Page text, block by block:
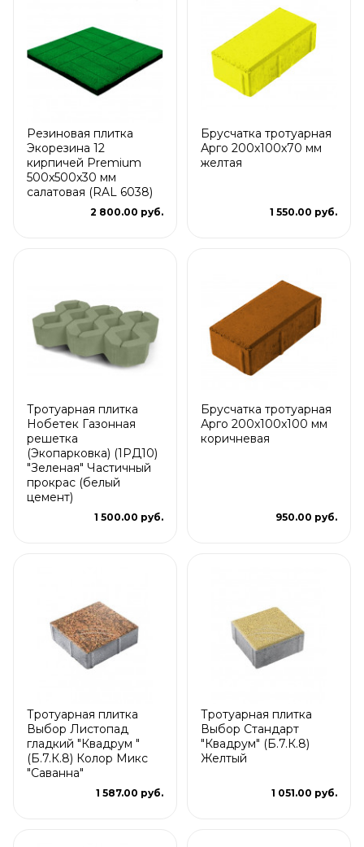
Резиновая плитка
Экорезина 12
кирпичей Premium
500x500x30 мм
салатовая (RAL 6038)
2 800.00 руб.
Брусчатка тротуарная
Арго 200x100x70 мм
желтая
1 550.00 руб.
Тротуарная плитка
Нобетек Газонная
решетка
(Экопарковка) (1РД10)
"Зеленая" Частичный
прокрас (белый
цемент)
1 500.00 руб.
Брусчатка тротуарная
Арго 200x100x100 мм
коричневая
950.00 руб.
Тротуарная плитка
Выбор Листопад
гладкий "Квадрум "
(Б.7.К.8) Колор Микс
"Саванна"
1 587.00 руб.
Тротуарная плитка
Выбор Стандарт
"Квадрум" (Б.7.К.8)
Желтый
1 051.00 руб.